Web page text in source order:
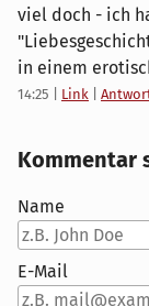
viel doch - ich
in einem
14:25 Link
Kommentar
Name
E-Mail